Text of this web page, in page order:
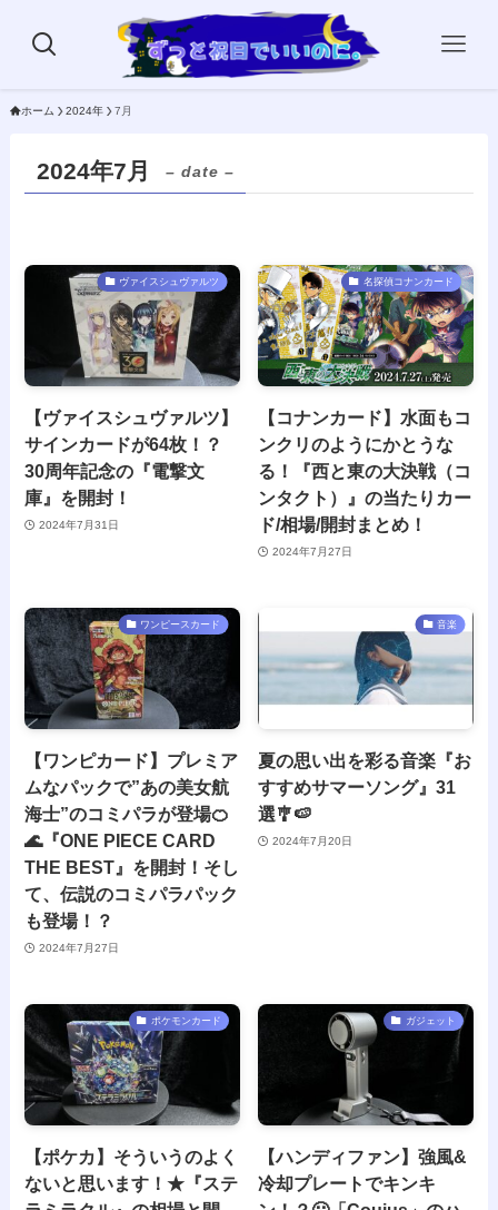
ホーム 2024年 7月
2024年7月 – date –
ヴァイスシュヴァルツ
【ヴァイスシュヴァルツ】
サインカードが64枚！？
30周年記念の『電撃文
庫』を開封！
2024年7月31日
名探偵コナンカード
【コナンカード】水面もコ
ンクリのようにかとうな
る！『西と東の大決戦（コ
ンタクト）』の当たりカー
ド/相場/開封まとめ！
2024年7月27日
ワンピースカード
【ワンピカード】プレミア
ムなパックで”あの美女航
海士”のコミパラが登場🍊
🌊『ONE PIECE CARD
THE BEST』を開封！そし
て、伝説のコミパラパック
も登場！？
2024年7月27日
音楽
夏の思い出を彩る音楽『お
すすめサマーソング』31
選🎐🍉
2024年7月20日
ポケモンカード
【ポケカ】そういうのよく
ないと思います！★『ステ
ガジェット
【ハンディファン】強風&
冷却プレートでキンキ